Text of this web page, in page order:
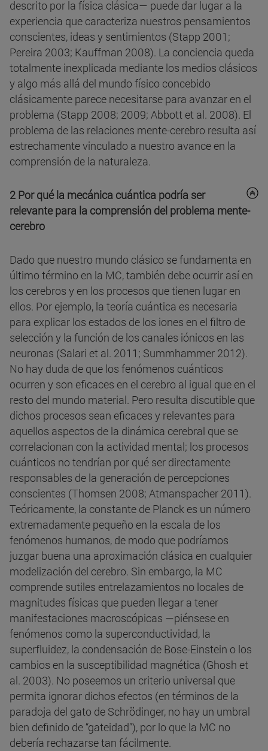
descrito por la física clásica— puede dar lugar a la
experiencia que caracteriza nuestros pensamientos
conscientes, ideas y sentimientos (Stapp 2001;
Pereira 2003; Kauffman 2008). La conciencia queda
totalmente inexplicada mediante los medios clásicos
y algo más allá del mundo físico concebido
clásicamente parece necesitarse para avanzar en el
problema (Stapp 2008; 2009; Abbott et al. 2008). El
problema de las relaciones mente-cerebro resulta así
estrechamente vinculado a nuestro avance en la
comprensión de la naturaleza.
2 Por qué la mecánica cuántica podría ser
relevante para la comprensión del problema mente-
cerebro
Dado que nuestro mundo clásico se fundamenta en
último término en la MC, también debe ocurrir así en
los cerebros y en los procesos que tienen lugar en
ellos. Por ejemplo, la teoría cuántica es necesaria
para explicar los estados de los iones en el filtro de
selección y la función de los canales iónicos en las
neuronas (Salari et al. 2011; Summhammer 2012).
No hay duda de que los fenómenos cuánticos
ocurren y son eficaces en el cerebro al igual que en el
resto del mundo material. Pero resulta discutible que
dichos procesos sean eficaces y relevantes para
aquellos aspectos de la dinámica cerebral que se
correlacionan con la actividad mental; los procesos
cuánticos no tendrían por qué ser directamente
responsables de la generación de percepciones
conscientes (Thomsen 2008; Atmanspacher 2011).
Teóricamente, la constante de Planck es un número
extremadamente pequeño en la escala de los
fenómenos humanos, de modo que podríamos
juzgar buena una aproximación clásica en cualquier
modelización del cerebro. Sin embargo, la MC
comprende sutiles entrelazamientos no locales de
magnitudes físicas que pueden llegar a tener
manifestaciones macroscópicas —piénsese en
fenómenos como la superconductividad, la
superfluidez, la condensación de Bose-Einstein o los
cambios en la susceptibilidad magnética (Ghosh et
al. 2003). No poseemos un criterio universal que
permita ignorar dichos efectos (en términos de la
paradoja del gato de Schrödinger, no hay un umbral
bien definido de “gateidad”), por lo que la MC no
debería rechazarse tan fácilmente.